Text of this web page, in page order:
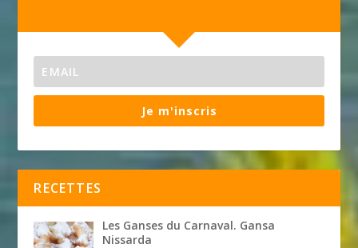
Je m'inscris
RECETTES
Les Ganses du Carnaval. Gansa
Nissarda